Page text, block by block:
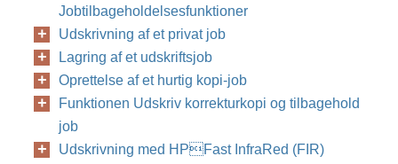
Jobtilbageholdelsesfunktioner
Udskrivning af et privat job
Lagring af et udskriftsjob
Oprettelse af et hurtig kopi-job
Funktionen Udskriv korrekturkopi og tilbagehold
job
Udskrivning med HPFast InfraRed (FIR)